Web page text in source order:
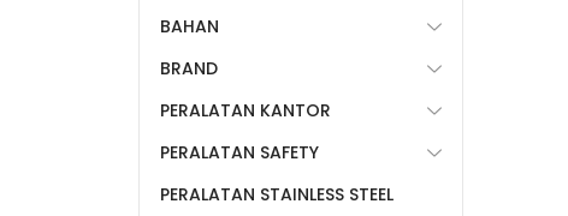
BAHAN
BRAND
PERALATAN KANTOR
PERALATAN SAFETY
PERALATAN STAINLESS STEEL